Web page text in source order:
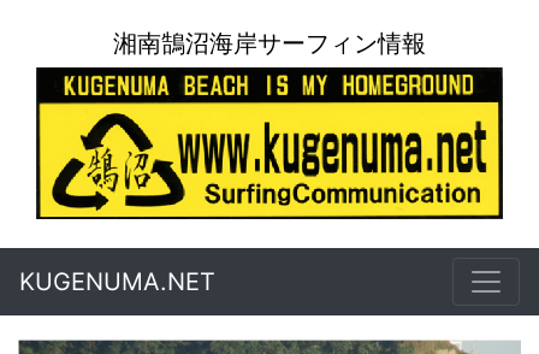
湘南鵠沼海岸サーフィン情報
KUGENUMA.NET